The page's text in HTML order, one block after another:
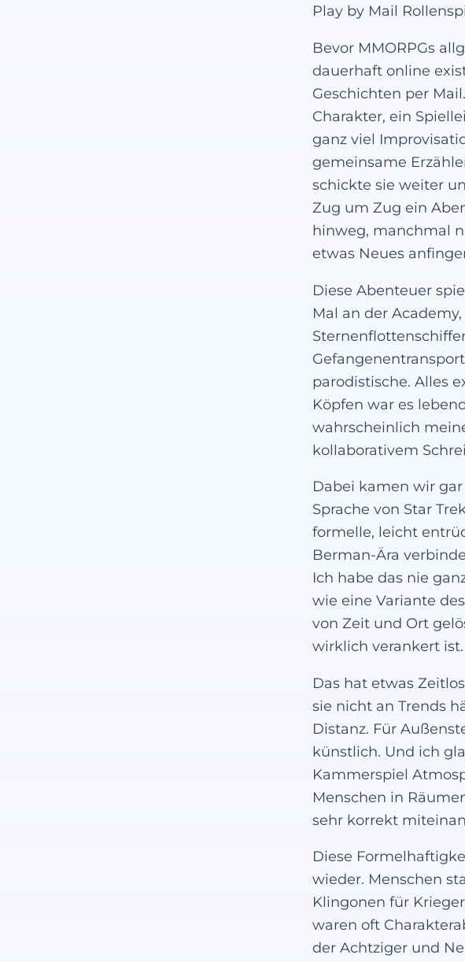
Play by Mail
Bevor MMORPGs
dauerhaft online
Geschichten per
Charakter, ein
ganz viel
gemeinsame
schickte sie weiter
Zug um Zug ein
hinweg, manchmal
etwas Neues
Diese Abenteuer
Mal an der
parodistische. Alles
Köpfen war es
wahrscheinlich
kollaborativem
Dabei kamen wir
Sprache von Star
formelle, leicht
Berman-Ära
Ich habe das nie
wie eine Variante
von Zeit und Ort
wirklich verankert
Das hat etwas
sie nicht an Trends
Distanz. Für
künstlich. Und ich
Kammerspiel
Menschen in
sehr korrekt
Diese
wieder. Menschen
Klingonen für
waren oft
der Achtziger und